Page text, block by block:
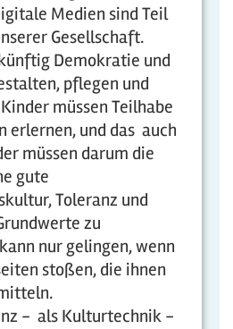
Medien sind Teil
Gesellschaft.
Demokratie und
pflegen und
müssen Teilhabe
erlernen, und das auch
müssen darum die
gute
Toleranz und
zu
nur gelingen, wenn
stoßen, die ihnen
- als Kulturtechnik -